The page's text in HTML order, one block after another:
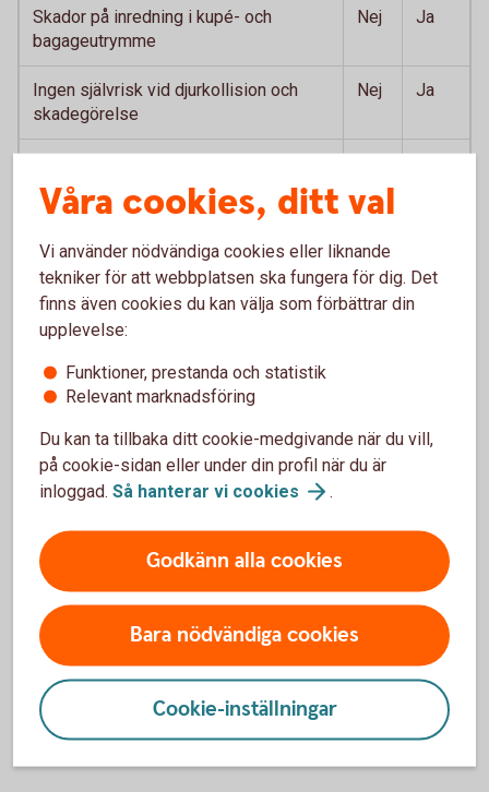
Skador på inredning i kupé- och
bagageutrymme
Nej Ja
Ingen självrisk vid djurkollision och
skadegörelse
Nej Ja
utlandsregistrerat fordon
Våra bilförsäkringar –
produktfakta och villkor
och villkor
skador?
Hur anmäler jag skada?
Hur ställer jag av bilen och avslutar min
försäkring?
Ingår trafikförsäkring i bilförsäkringen?
Våra cookies, ditt val
Vi använder nödvändiga cookies eller liknande
tekniker för att webbplatsen ska fungera för dig. Det
finns även cookies du kan välja som förbättrar din
upplevelse:
Funktioner, prestanda och statistik
Relevant marknadsföring
Du kan ta tillbaka ditt cookie-medgivande när du vill,
på cookie-sidan eller under din profil när du är
inloggad. Så hanterar vi cookies .
Godkänn alla cookies
Bara nödvändiga cookies
Cookie-inställningar